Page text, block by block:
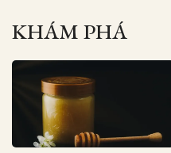
KHÁM PHÁ